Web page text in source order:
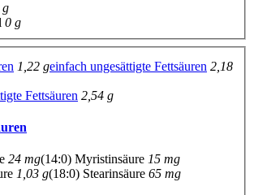
g
0 g
1,22 geinfach ungesättigte Fettsäuren 2,18
Fettsäuren 2,54 g
24 mg(14:0) Myristinsäure 15 mg
1,03 g(18:0) Stearinsäure 65 mg